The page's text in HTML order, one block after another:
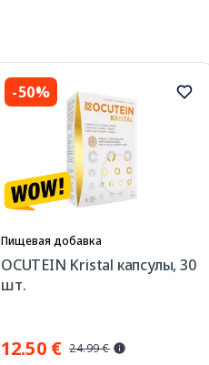
-50%
Пищевая добавка
OCUTEIN Kristal капсулы, 30
шт.
12.50 € 24.99 €